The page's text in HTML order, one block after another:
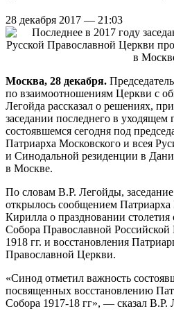
28 декабря 2017 — 21:03
Москва, 28 декабря.
по взаимоотношениям Церкви с
Легойда рассказал о решениях,
заседании последнего в
состоявшемся сегодня под
Патриарха Московского и всея
и Синодальной резиденции в
в Москве.
По словам В.Р. Легойды,
открылось сообщением Патриарха
Кирилла о праздновании
Собора Православной
1918 гг. и восстановления
Православной Церкви.
«Синод отметил важность
посвященных восстановлению
Собора 1917-18 гг», — сказал В.Р.